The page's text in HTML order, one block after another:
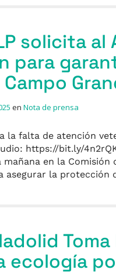
solicita
para
en Nota de prensa
la falta de atención
https://bit.ly/
en la
asegurar la
ecología